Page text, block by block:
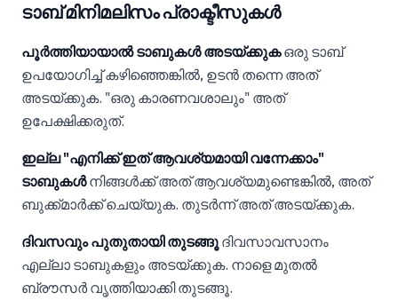
ടാബ് മിനിമലിസം പ്രാക്ടീസുകൾ
പൂർത്തിയായാൽ ടാബുകൾ അടയ്ക്കുകഒരു ടാബ്
ഉപയോഗിച്ച് കഴിഞ്ഞെങ്കിൽ, ഉടൻ തന്നെ അത്
അടയ്ക്കുക. "ഒരു കാരണവശാലും" അത്
ഉപേക്ഷിക്കരുത്.
ഇല്ല "എനിക്ക് ഇത് ആവശ്യമായി വന്നേക്കാം"
ടാബുകൾനിങ്ങൾക്ക് അത് ആവശ്യമുണ്ടെങ്കിൽ, അത്
ബുക്ക്മാർക്ക് ചെയ്യുക. തുടർന്ന് അത് അടയ്ക്കുക.
ദിവസവും പുതുതായി തുടങ്ങൂ ദിവസാവസാനം
എല്ലാ ടാബുകളും അടയ്ക്കുക. നാളെ മുതൽ
ബ്രൗസർ വൃത്തിയാക്കി തുടങ്ങൂ.